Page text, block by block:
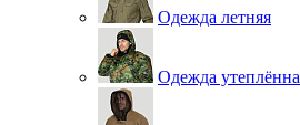
Одежда летняя
Одежда